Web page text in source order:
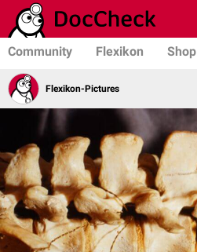
Community Flexikon Shop
Flexikon-Pictures